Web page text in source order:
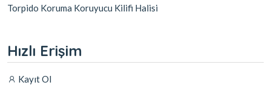
Torpido Koruma Koruyucu Kilifi Halisi
Hızlı Erişim
Kayıt Ol